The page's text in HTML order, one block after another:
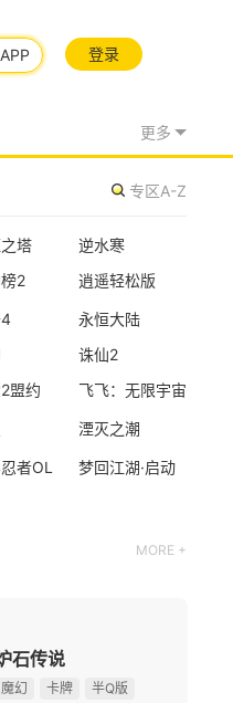
登录
更多
专区A-Z
塔
逆水寒
2 逍遥轻松版
永恒大陆
诛仙2
盟约 飞飞：无限宇宙
湮灭之潮
者OL 梦回江湖·启动
MORE +